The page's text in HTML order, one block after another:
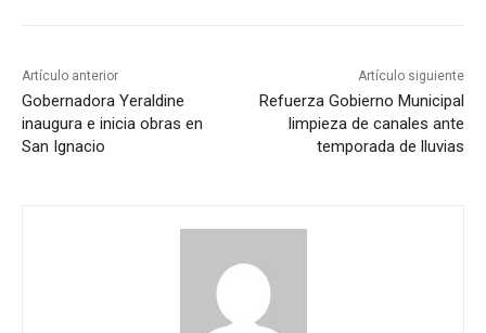
Artículo anterior
Gobernadora Yeraldine
inaugura e inicia obras en
San Ignacio
Artículo siguiente
Refuerza Gobierno Municipal
limpieza de canales ante
temporada de lluvias